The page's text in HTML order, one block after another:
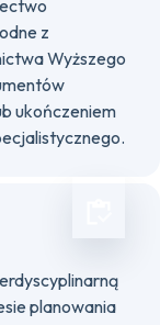
z
Wyższego
ukończeniem
planowania